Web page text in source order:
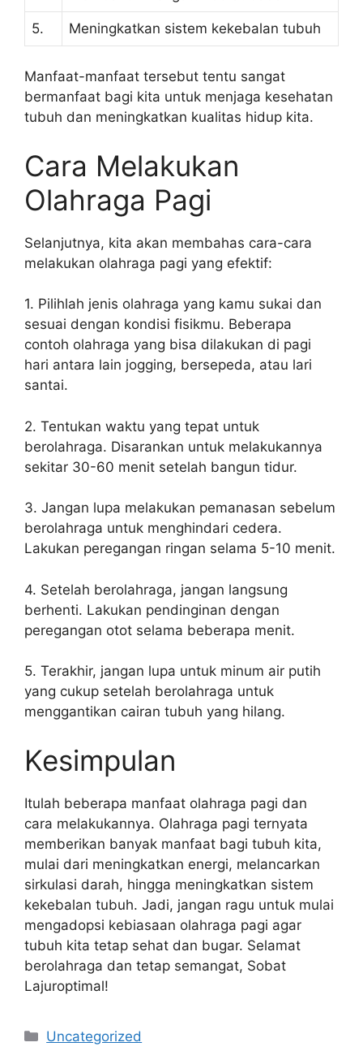
5. Meningkatkan sistem kekebalan tubuh
Manfaat-manfaat tersebut tentu sangat
bermanfaat bagi kita untuk menjaga kesehatan
tubuh dan meningkatkan kualitas hidup kita.
Cara Melakukan
Olahraga Pagi
Selanjutnya, kita akan membahas cara-cara
melakukan olahraga pagi yang efektif:
1. Pilihlah jenis olahraga yang kamu sukai dan
sesuai dengan kondisi fisikmu. Beberapa
contoh olahraga yang bisa dilakukan di pagi
hari antara lain jogging, bersepeda, atau lari
santai.
2. Tentukan waktu yang tepat untuk
berolahraga. Disarankan untuk melakukannya
sekitar 30-60 menit setelah bangun tidur.
3. Jangan lupa melakukan pemanasan sebelum
berolahraga untuk menghindari cedera.
Lakukan peregangan ringan selama 5-10 menit.
4. Setelah berolahraga, jangan langsung
berhenti. Lakukan pendinginan dengan
peregangan otot selama beberapa menit.
5. Terakhir, jangan lupa untuk minum air putih
yang cukup setelah berolahraga untuk
menggantikan cairan tubuh yang hilang.
Kesimpulan
Itulah beberapa manfaat olahraga pagi dan
cara melakukannya. Olahraga pagi ternyata
memberikan banyak manfaat bagi tubuh kita,
mulai dari meningkatkan energi, melancarkan
sirkulasi darah, hingga meningkatkan sistem
kekebalan tubuh. Jadi, jangan ragu untuk mulai
mengadopsi kebiasaan olahraga pagi agar
tubuh kita tetap sehat dan bugar. Selamat
berolahraga dan tetap semangat, Sobat
Lajuroptimal!
Categories
Uncategorized